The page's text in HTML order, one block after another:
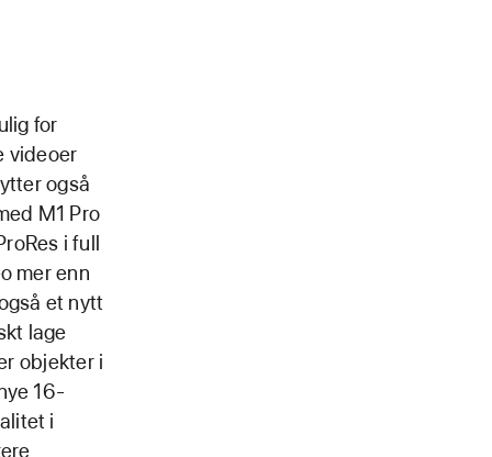
for
videoer
også
M1 Pro
i full
mer enn
et nytt
lage
objekter i
16-
i